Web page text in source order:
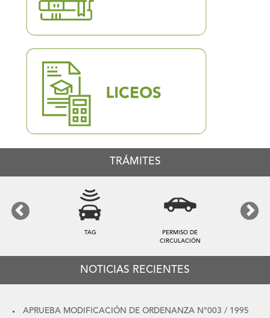
TRÁMITES
TAG
PERMISO DE
CIRCULACIÓN
Previous Next
NOTICIAS RECIENTES
APRUEBA MODIFICACIÓN DE ORDENANZA N°003 / 1995